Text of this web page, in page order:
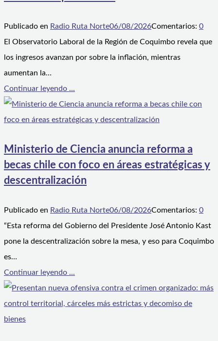
Publicado en Radio Ruta Norte06/08/2026Comentarios: 0
El Observatorio Laboral de la Región de Coquimbo revela que
los ingresos avanzan por sobre la inflación, mientras
aumentan la…
Continuar leyendo ...
Ministerio de Ciencia anuncia reforma a
becas chile con foco en áreas estratégicas y
descentralización
Publicado en Radio Ruta Norte06/08/2026Comentarios: 0
“Esta reforma del Gobierno del Presidente José Antonio Kast
pone la descentralización sobre la mesa, y eso para Coquimbo
es…
Continuar leyendo ...